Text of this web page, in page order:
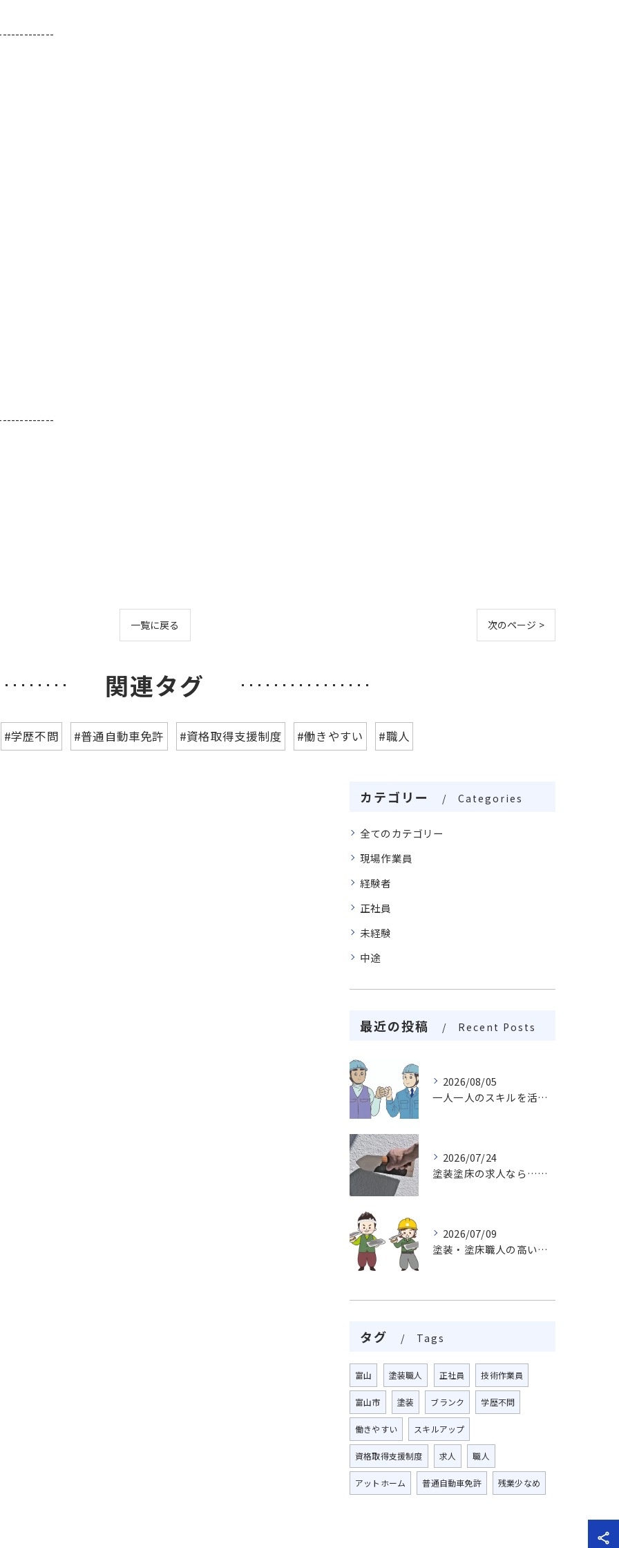
一覧に戻る 次のページ >
関連タグ
#学歴不問 #普通自動車免許 #資格取得支援制度 #働きやすい #職人
カテゴリー Categories
全てのカテゴリー
現場作業員
経験者
正社員
未経験
中途
最近の投稿 Recent Posts
2026/08/05
一人一人のスキルを活かしチームワークや柔軟性を求め成長し続ける職場
2026/07/24
塗装塗床の求人なら…活躍出来る職場未経験・経験者でも求めております。
2026/07/09
塗装・塗床職人の高い技術力、魅力がいっぱい挑戦しませんか
タグ Tags
富山 塗装職人 正社員 技術作業員
富山市 塗装 ブランク 学歴不問
働きやすい スキルアップ
資格取得支援制度 求人 職人
アットホーム 普通自動車免許 残業少なめ